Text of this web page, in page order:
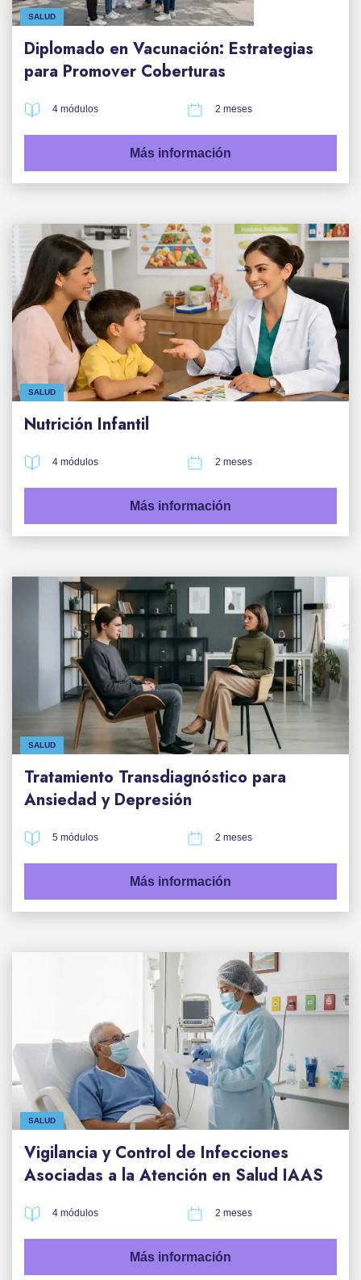
SALUD
Diplomado en Vacunación: Estrategias
para Promover Coberturas
4 módulos 2 meses
Más información
SALUD
Nutrición Infantil
4 módulos 2 meses
Más información
SALUD
Tratamiento Transdiagnóstico para
Ansiedad y Depresión
5 módulos 2 meses
Más información
SALUD
Vigilancia y Control de Infecciones
Asociadas a la Atención en Salud IAAS
4 módulos 2 meses
Más información